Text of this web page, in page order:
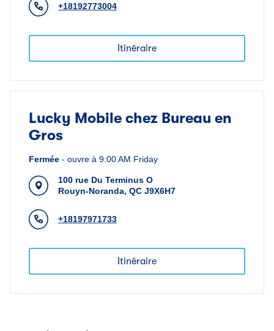
+18192773004
Itinéraire
Lucky Mobile chez Bureau en
Gros
Fermée - ouvre à 9:00 AM Friday
100 rue Du Terminus O
Rouyn-Noranda, QC J9X6H7
+18197971733
Itinéraire